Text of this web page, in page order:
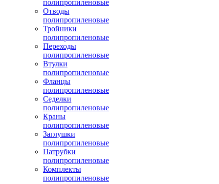
полипропиленовые
Отводы
полипропиленовые
Тройники
полипропиленовые
Переходы
полипропиленовые
Втулки
полипропиленовые
Фланцы
полипропиленовые
Седелки
полипропиленовые
Краны
полипропиленовые
Заглушки
полипропиленовые
Патрубки
полипропиленовые
Комплекты
полипропиленовые